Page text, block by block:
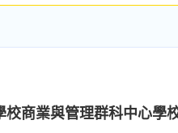
校商業與管理群科中心學